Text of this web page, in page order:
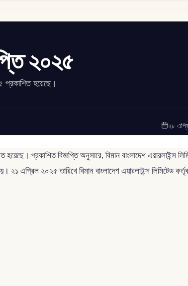
২০২৫
প্রকাশিত হয়েছে।
২৮
প্রকাশিত বিজ্ঞপ্তি অনুসারে, বিমান বাংলাদেশ এয়ারলাইন্স
২১ এপ্রিল ২০২৫ তারিখে বিমান বাংলাদেশ এয়ারলাইন্স লিমিটেড